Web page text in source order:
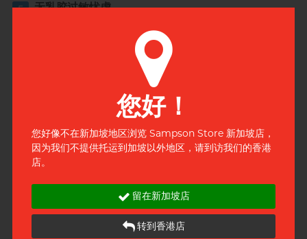
5 无乳胶过敏忧虑
聚氨酯 (PU) 制造，适合乳胶敏感人士使用。
您好！
您好像不在新加坡地区浏览 Sampson Store 新加坡店，
因为我们不提供托运到加坡以外地区，请到访我们的香港
店。
留在新加坡店
转到香港店